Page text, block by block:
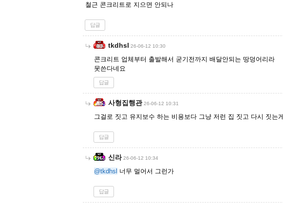
철근 콘크리트로 지으면 안되나
답글
tkdhsl 26-06-12 10:30
콘크리트 업체부터 출발해서 굳기전까지 배달안되는 땅덩어리라
못쓴다네요
답글
사형집행관 26-06-12 10:31
그걸로 짓고 유지보수 하는 비용보다 그냥 저런 집 짓고 다시 짓는
답글
신라 26-06-12 10:34
@tkdhsl 너무 멀어서 그런가
답글